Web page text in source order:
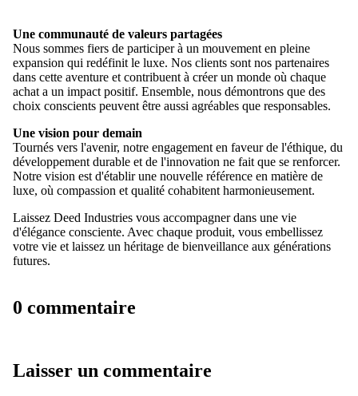
Une communauté de valeurs partagées
Nous sommes fiers de participer à un mouvement en pleine
expansion qui redéfinit le luxe. Nos clients sont nos partenaires
dans cette aventure et contribuent à créer un monde où chaque
achat a un impact positif. Ensemble, nous démontrons que des
choix conscients peuvent être aussi agréables que responsables.
Une vision pour demain
Tournés vers l'avenir, notre engagement en faveur de l'éthique, du
développement durable et de l'innovation ne fait que se renforcer.
Notre vision est d'établir une nouvelle référence en matière de
luxe, où compassion et qualité cohabitent harmonieusement.
Laissez Deed Industries vous accompagner dans une vie
d'élégance consciente. Avec chaque produit, vous embellissez
votre vie et laissez un héritage de bienveillance aux générations
futures.
0 commentaire
Laisser un commentaire